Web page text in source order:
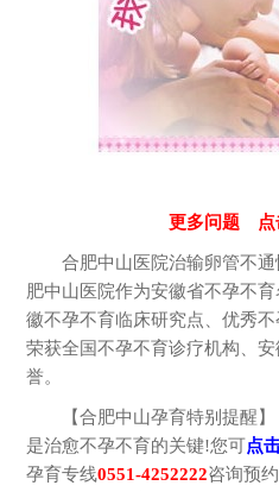
更多问题 点
合肥中山医院治输卵管不
肥中山医院作为安徽省不孕不
徽不孕不育临床研究点、优秀
荣获全国不孕不育诊疗机构、
誉。
【合肥中山孕育特别提醒
是治愈不孕不育的关键!您可点
孕育专线0551-4252222咨询预